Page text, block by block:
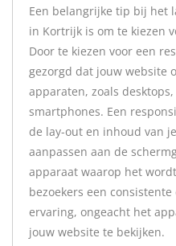
Een belangrijke tip bij het
in Kortrijk is om te kiezen
Door te kiezen voor een
gezorgd dat jouw website
apparaten, zoals
smartphones. Een
de lay-out en inhoud van
aanpassen aan de
apparaat waarop het
bezoekers een
ervaring, ongeacht het
jouw website te bekijken.